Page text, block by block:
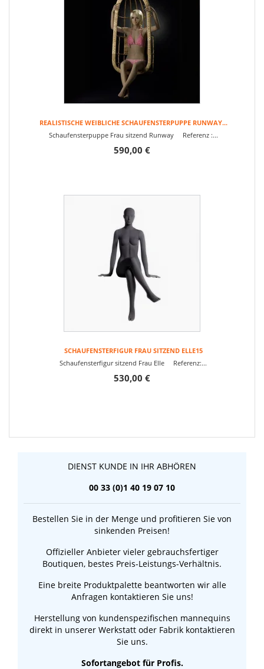
REALISTISCHE WEIBLICHE SCHAUFENSTERPUPPE RUNWAY...
Schaufensterpuppe Frau sitzend Runway Referenz :...
590,00 €
SCHAUFENSTERFIGUR FRAU SITZEND ELLE15
Schaufensterfigur sitzend Frau Elle Referenz:...
530,00 €
DIENST KUNDE IN IHR ABHÖREN
00 33 (0)1 40 19 07 10
Bestellen Sie in der Menge und profitieren Sie von
sinkenden Preisen!
Offizieller Anbieter vieler gebrauchsfertiger
Boutiquen, bestes Preis-Leistungs-Verhältnis.
Eine breite Produktpalette beantworten wir alle
Anfragen kontaktieren Sie uns!
Herstellung von kundenspezifischen mannequins
direkt in unserer Werkstatt oder Fabrik kontaktieren
Sie uns.
Sofortangebot für Profis.